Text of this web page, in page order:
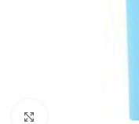
Clicca per